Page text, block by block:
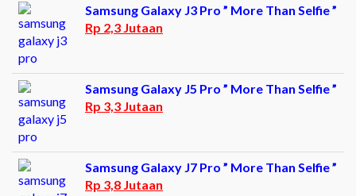
Samsung Galaxy J3 Pro ” More Than Selfie ”
Rp 2,3 Jutaan
Samsung Galaxy J5 Pro ” More Than Selfie ”
Rp 3,3 Jutaan
Samsung Galaxy J7 Pro ” More Than Selfie ”
Rp 3,8 Jutaan